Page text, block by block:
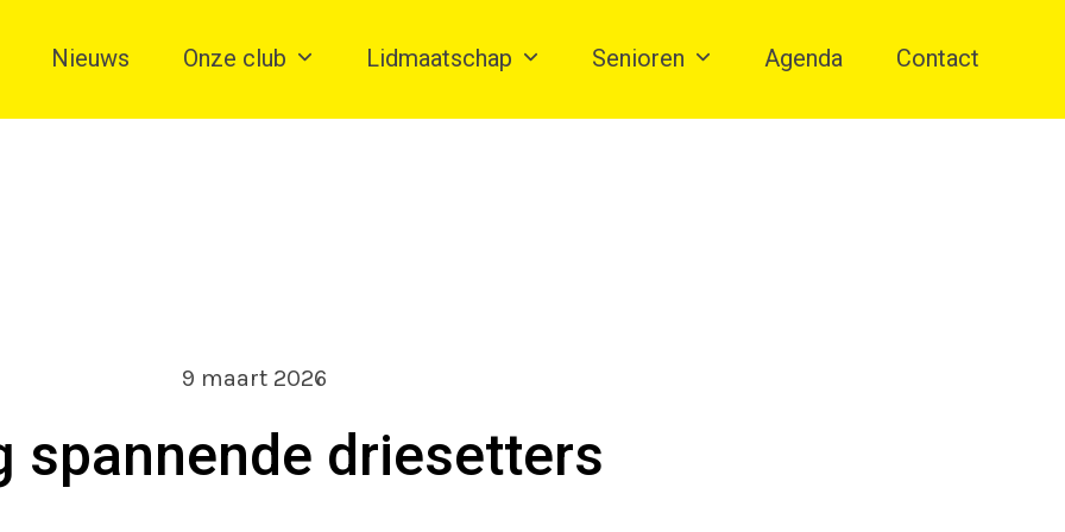
Nieuws Onze club Lidmaatschap Senioren Agenda Contact
9 maart 2026
spannende driesetters